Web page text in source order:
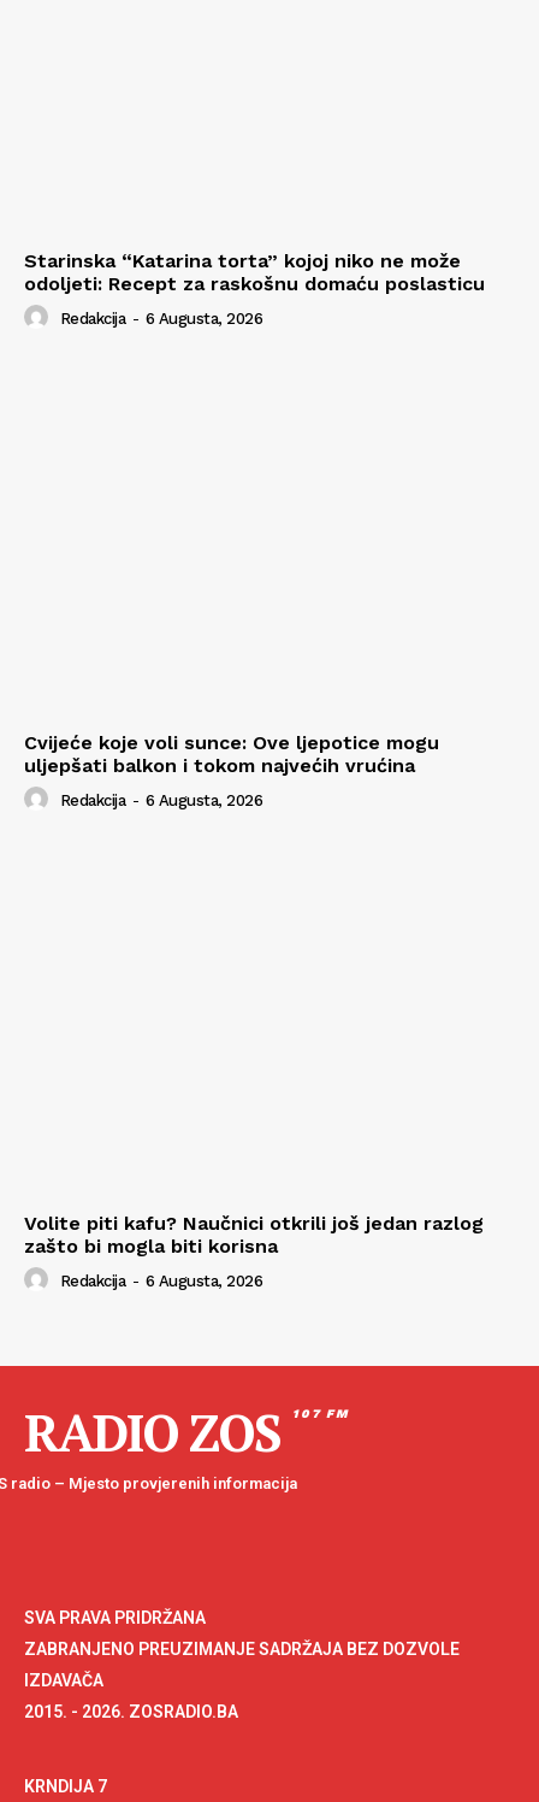
Starinska “Katarina torta” kojoj niko ne može
odoljeti: Recept za raskošnu domaću poslasticu
Redakcija - 6 Augusta, 2026
Cvijeće koje voli sunce: Ove ljepotice mogu
uljepšati balkon i tokom najvećih vrućina
Redakcija - 6 Augusta, 2026
Volite piti kafu? Naučnici otkrili još jedan razlog
zašto bi mogla biti korisna
Redakcija - 6 Augusta, 2026
RADIO ZOS 107 FM
radio – Mjesto provjerenih informacija
SVA PRAVA PRIDRŽANA
ZABRANJENO PREUZIMANJE SADRŽAJA BEZ DOZVOLE
IZDAVAČA
2015. - 2026. ZOSRADIO.BA
KRNDIJA 7